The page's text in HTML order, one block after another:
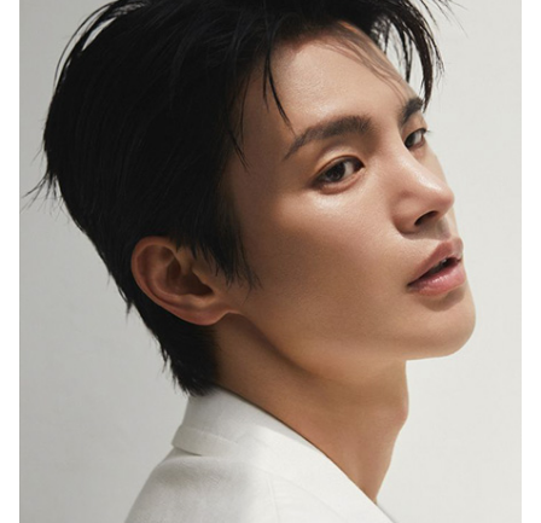
‘생활을 디자인하면 행복이 더 커진다’는
캐치프레이즈 아래
국내외 대표 디자이너ㆍ작가ㆍ브랜드와 협업,
집을 매개로 한 ‘프리미엄 라이프스타일’을 선보이고 있습니다.
LUXURY
<럭셔리>는 예술적이고 문화적인 시각에서